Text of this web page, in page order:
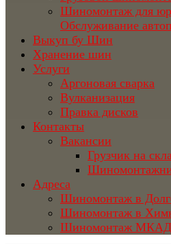
Шиномонтаж для
Обслуживание
Выкуп бу Шин
Хранение шин
Услуги
Аргоновая сварка
Вулканизация
Правка дисков
Контакты
Вакансии
Грузчик на
Адреса
Шиномонтаж в
Шиномонтаж в
Шиномонтаж МКАД